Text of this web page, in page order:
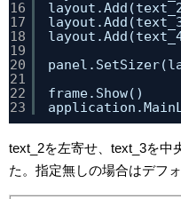
16
17
18
19
20
21
22
23
frame.Show()
text_2を左寄せ、text_3を中
た。指定無しの場合はデフ